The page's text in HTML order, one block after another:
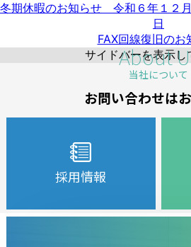
冬期休暇のお知らせ 令和６年１２
日
FAX回線復旧のお
サイドバーを表示し
About
当社について
お問い合わせは
採用情報